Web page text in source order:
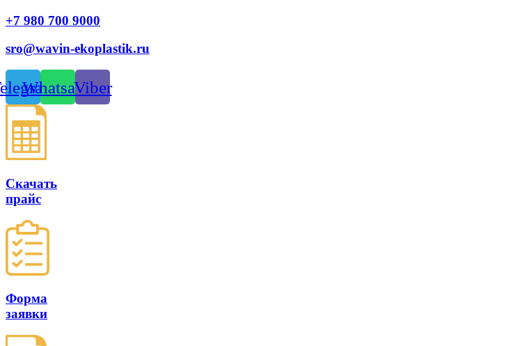
+7 980 700 9000
sro@wavin-ekoplastik.ru
WhatsappViber
Скачать
прайс
Форма
заявки